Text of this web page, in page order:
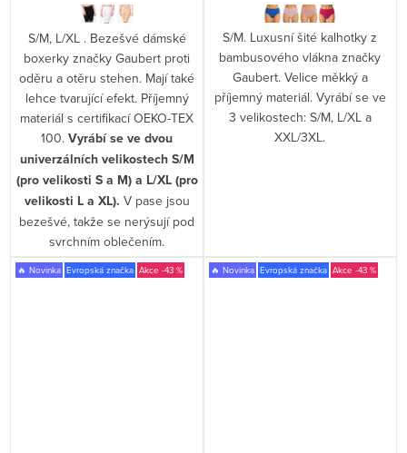
S/M, L/XL . Bezešvé dámské
boxerky značky Gaubert proti
oděru a otěru stehen. Mají také
lehce tvarující efekt. Příjemný
materiál s certifikací OEKO-TEX
100.Vyrábí se ve dvou
univerzálních velikostech S/M
(pro velikosti S a M) a L/XL (pro
velikosti L a XL). V pase jsou
bezešvé, takže se nerýsují pod
svrchním oblečením.
S/M. Luxusní šité kalhotky z
bambusového vlákna značky
Gaubert. Velice měkký a
příjemný materiál. Vyrábí se ve
3 velikostech: S/M, L/XL a
XXL/3XL.
🔥 Novinka Evropská značka -43 % 🔥 Novinka Evropská značka -43 %